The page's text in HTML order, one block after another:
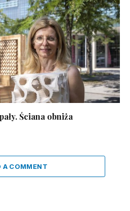
Ściana obniża
A COMMENT